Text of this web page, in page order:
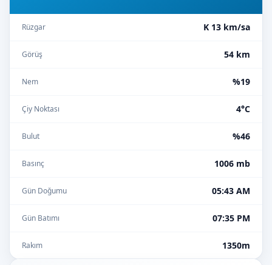
Rüzgar K 13 km/sa
Görüş 54 km
Nem %19
Çiy Noktası 4°C
Bulut %46
Basınç 1006 mb
Gün Doğumu 05:43 AM
Gün Batımı 07:35 PM
Rakım 1350m